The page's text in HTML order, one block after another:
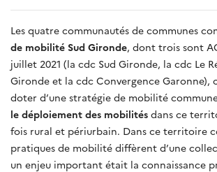
Les quatre communautés de communes
de mobilité Sud Gironde, dont trois sont
juillet 2021 (la cdc Sud Gironde, la cdc Le
Gironde et la cdc Convergence Garonne),
doter d’une stratégie de mobilité
le déploiement des mobilités dans ce
fois rural et périurbain. Dans ce territoire
pratiques de mobilité diffèrent d’une
un enjeu important était la connaissance